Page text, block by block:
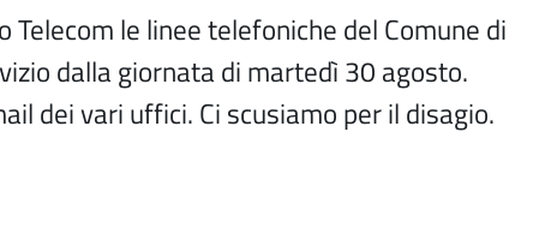
Telecom le linee telefoniche del Comune di
dalla giornata di martedì 30 agosto.
dei vari uffici. Ci scusiamo per il disagio.